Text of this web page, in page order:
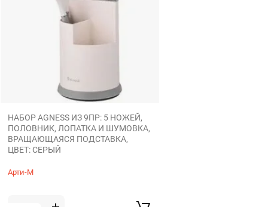
НАБОР AGNESS ИЗ 9ПР: 5 НОЖЕЙ,
ПОЛОВНИК, ЛОПАТКА И ШУМОВКА,
ВРАЩАЮЩАЯСЯ ПОДСТАВКА,
ЦВЕТ: СЕРЫЙ
Арти-М